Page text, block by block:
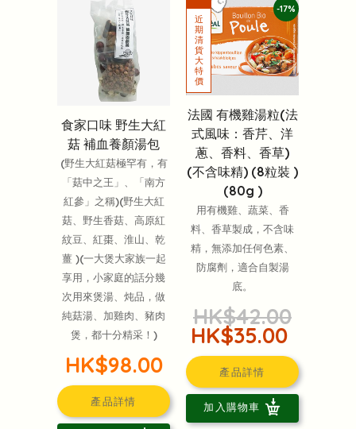
食家口味 野生大紅
菇 補血養顏湯包
(野生大紅菇極罕有，有
「菇中之王」、「南方
紅參」之稱)(野生大紅
菇、野生香菇、高原紅
紋豆、紅棗、淮山、乾
薑 )(一大煲大家族一起
享用，小家庭的話分幾
次用來煲湯、炖品，做
純菇湯、加雞肉、豬肉
煲，都十分精采！)
HK$98.00
產品詳情
-17%
法國 有機雞湯粒(法
式風味：香芹、洋
蔥、香料、香草)
(不含味精) (8粒裝 )
(80g )
用有機雞、蔬菜、香
料、香草製成，不含味
精，無添加任何色素、
防腐劑，適合自製湯
底。
HK$42.00
HK$35.00
產品詳情
加入購物車